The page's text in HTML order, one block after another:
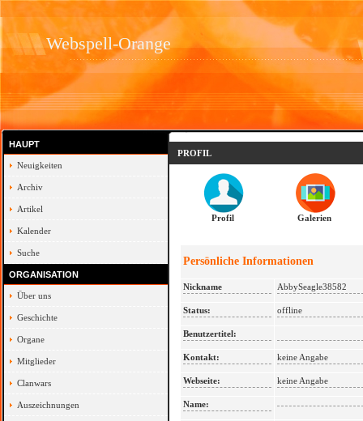
Webspell-Orange
HAUPT
Neuigkeiten
Archiv
Artikel
Kalender
Suche
ORGANISATION
Über uns
Geschichte
Organe
Mitglieder
Clanwars
Auszeichnungen
PROFIL
Profil Galerien
Persönliche Informationen
Nickname AbbySeagle38582
Status: offline
Benutzertitel:
Kontakt: keine Angabe
Webseite: keine Angabe
Name: